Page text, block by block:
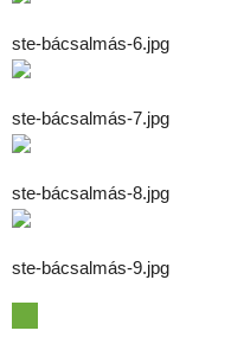
ste-bácsalmás-6.jpg
ste-bácsalmás-7.jpg
ste-bácsalmás-8.jpg
ste-bácsalmás-9.jpg